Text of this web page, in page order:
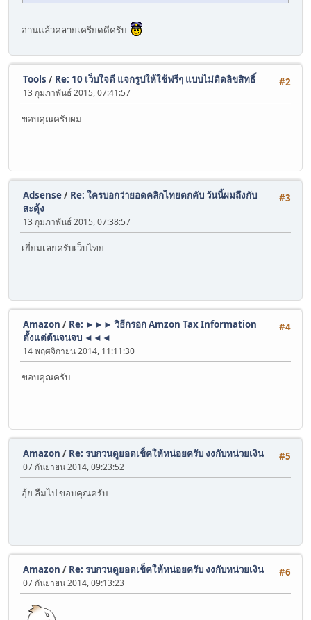
อ่านแล้วคลายเครียดดีครับ
#2
Tools / Re: 10 เว็บใจดี แจกรูปให้ใช้ฟรีๆ แบบไม่ติดลิขสิทธิ์
13 กุมภาพันธ์ 2015, 07:41:57
ขอบคุณครับผม
#3
Adsense/ Re: ใครบอกว่ายอดคลิกไทยตกคับ วันนี้ผมถึงกับ
สะดุ้ง
13 กุมภาพันธ์ 2015, 07:38:57
เยี่ยมเลยครับเว็บไทย
#4
Amazon / Re: ►►► วิธีกรอก Amzon Tax Information
ตั้งแต่ต้นจนจบ ◄◄◄
14 พฤศจิกายน 2014, 11:11:30
ขอบคุณครับ
#5
Amazon / Re: รบกวนดูยอดเช็คให้หน่อยครับ งงกับหน่วยเงิน
07 กันยายน 2014, 09:23:52
อุ้ย ลืมไป ขอบคุณครับ
#6
Amazon / Re: รบกวนดูยอดเช็คให้หน่อยครับ งงกับหน่วยเงิน
07 กันยายน 2014, 09:13:23